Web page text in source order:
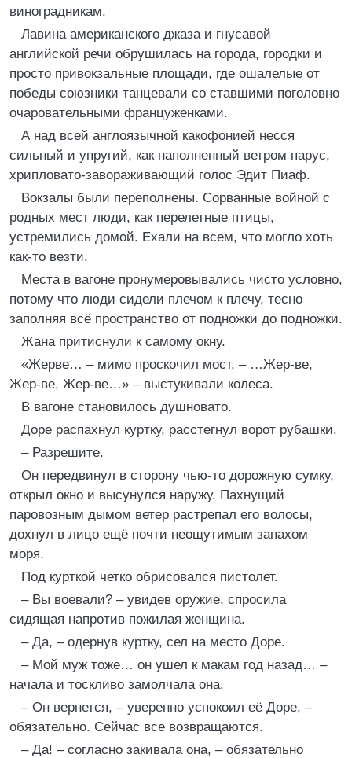
виноградникам.
Лавина американского джаза и гнусавой
английской речи обрушилась на города, городки и
просто привокзальные площади, где ошалелые от
победы союзники танцевали со ставшими поголовно
очаровательными француженками.
А над всей англоязычной какофонией несся
сильный и упругий, как наполненный ветром парус,
хрипловато-завораживающий голос Эдит Пиаф.
Вокзалы были переполнены. Сорванные войной с
родных мест люди, как перелетные птицы,
устремились домой. Ехали на всем, что могло хоть
как-то везти.
Места в вагоне пронумеровывались чисто условно,
потому что люди сидели плечом к плечу, тесно
заполняя всё пространство от подножки до подножки.
Жана притиснули к самому окну.
«Жерве… – мимо проскочил мост, – …Жер-ве,
Жер-ве, Жер-ве…» – выстукивали колеса.
В вагоне становилось душновато.
Доре распахнул куртку, расстегнул ворот рубашки.
– Разрешите.
Он передвинул в сторону чью-то дорожную сумку,
открыл окно и высунулся наружу. Пахнущий
паровозным дымом ветер растрепал его волосы,
дохнул в лицо ещё почти неощутимым запахом
моря.
Под курткой четко обрисовался пистолет.
– Вы воевали? – увидев оружие, спросила
сидящая напротив пожилая женщина.
– Да, – одернув куртку, сел на место Доре.
– Мой муж тоже… он ушел к макам год назад… –
начала и тоскливо замолчала она.
– Он вернется, – уверенно успокоил её Доре, –
обязательно. Сейчас все возвращаются.
– Да! – согласно закивала она, – обязательно